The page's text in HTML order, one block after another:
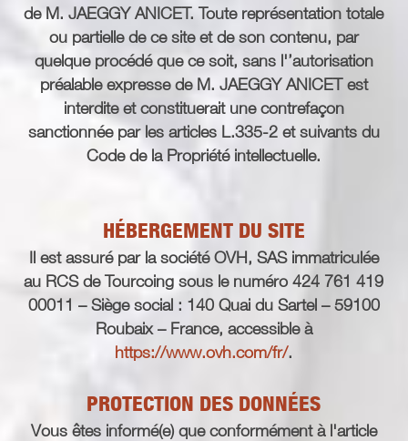
de M. JAEGGY ANICET. Toute représentation totale
ou partielle de ce site et de son contenu, par
quelque procédé que ce soit, sans l'’autorisation
préalable expresse de M. JAEGGY ANICET est
interdite et constituerait une contrefaçon
sanctionnée par les articles L.335-2 et suivants du
Code de la Propriété intellectuelle.
HÉBERGEMENT DU SITE
Il est assuré par la société OVH, SAS immatriculée
au RCS de Tourcoing sous le numéro 424 761 419
00011 – Siège social : 140 Quai du Sartel – 59100
Roubaix – France, accessible à
https://www.ovh.com/fr/.
PROTECTION DES DONNÉES
Vous êtes informé(e) que conformément à l'article